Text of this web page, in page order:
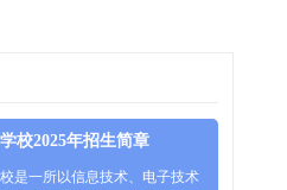
校2025年招生简章
是一所以信息技术、电子技术